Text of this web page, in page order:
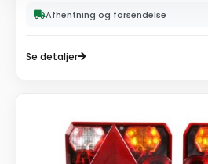
Afhentning og forsendelse
Se detaljer